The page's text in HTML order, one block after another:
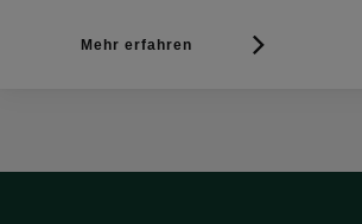
Mehr erfahren